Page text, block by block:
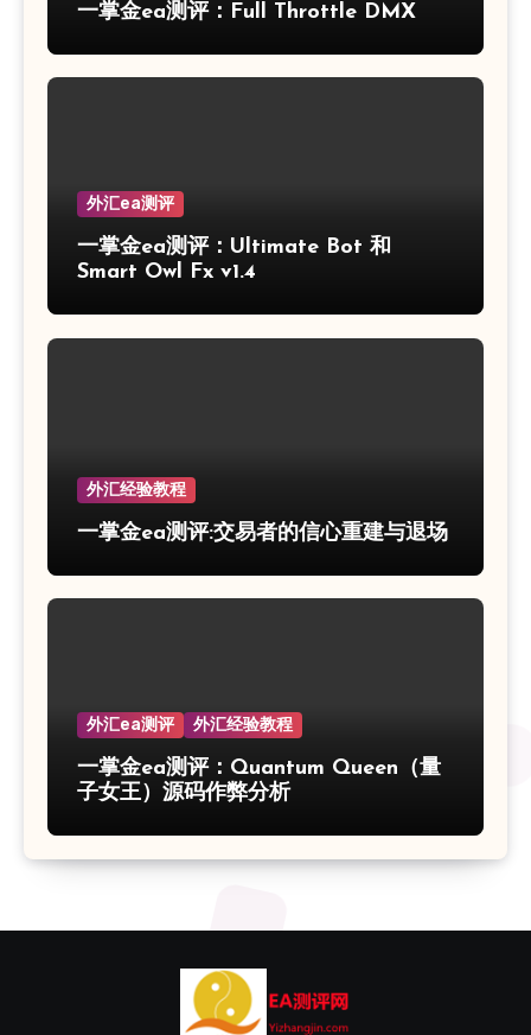
一掌金ea测评：Full Throttle DMX
外汇ea测评
一掌金ea测评：Ultimate Bot 和
Smart Owl Fx v1.4
外汇经验教程
一掌金ea测评:交易者的信心重建与退场
外汇ea测评 外汇经验教程
一掌金ea测评：Quantum Queen（量
子女王）源码作弊分析